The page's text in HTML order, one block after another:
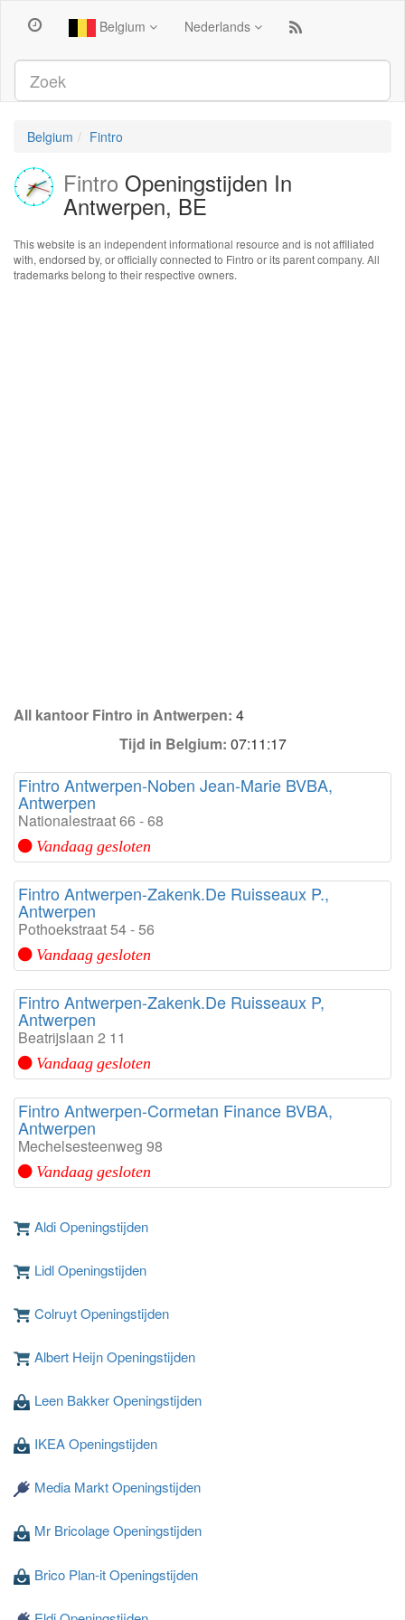
Belgium Nederlands
Belgium Fintro
Fintro Openingstijden In
Antwerpen, BE
This website is an independent informational resource and is not affiliated
with, endorsed by, or officially connected to Fintro or its parent company. All
trademarks belong to their respective owners.
All kantoor Fintro in Antwerpen: 4
Tijd in Belgium: 07:11:17
Fintro Antwerpen-Noben Jean-Marie BVBA,
Antwerpen
Nationalestraat 66 - 68
Vandaag gesloten
Fintro Antwerpen-Zakenk.De Ruisseaux P.,
Antwerpen
Pothoekstraat 54 - 56
Vandaag gesloten
Fintro Antwerpen-Zakenk.De Ruisseaux P,
Antwerpen
Beatrijslaan 2 11
Vandaag gesloten
Fintro Antwerpen-Cormetan Finance BVBA,
Antwerpen
Mechelsesteenweg 98
Vandaag gesloten
Aldi Openingstijden
Lidl Openingstijden
Colruyt Openingstijden
Albert Heijn Openingstijden
Leen Bakker Openingstijden
IKEA Openingstijden
Media Markt Openingstijden
Mr Bricolage Openingstijden
Brico Plan-it Openingstijden